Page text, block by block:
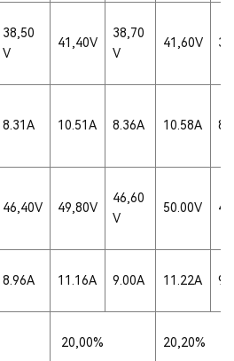
38,50
V
41,40V
38,70
V
41,60V
8.31A 10.51A 8.36A 10.58A
46,40V 49,80V
46,60
V
50.00V
8.96A 11.16A 9.00A 11.22A
20,00% 20,20%